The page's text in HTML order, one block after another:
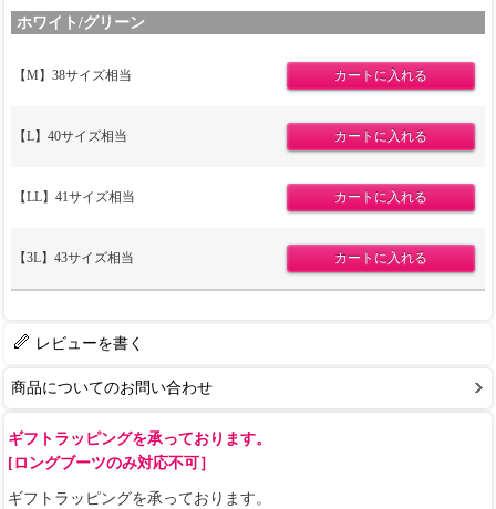
ホワイト/グリーン
【M】38サイズ相当
【L】40サイズ相当
【LL】41サイズ相当
【3L】43サイズ相当
レビューを書く
商品についてのお問い合わせ
ギフトラッピングを承っております。
[ロングブーツのみ対応不可］
ギフトラッピングを承っております。